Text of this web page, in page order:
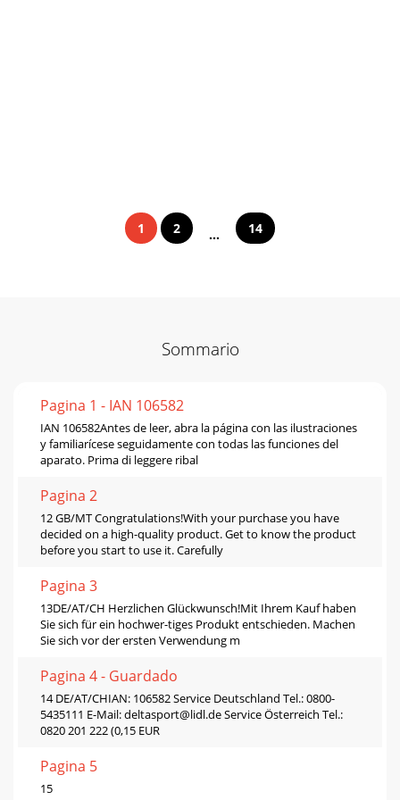
1 2 ... 14
Sommario
Pagina 1 - IAN 106582
IAN 106582Antes de leer, abra la página con las ilustraciones
y familiarícese seguidamente con todas las funciones del
aparato. Prima di leggere ribal
Pagina 2
12 GB/MT Congratulations!With your purchase you have
decided on a high-quality product. Get to know the product
before you start to use it. Carefully
Pagina 3
13DE/AT/CH Herzlichen Glückwunsch!Mit Ihrem Kauf haben
Sie sich für ein hochwer-tiges Produkt entschieden. Machen
Sie sich vor der ersten Verwendung m
Pagina 4 - Guardado
14 DE/AT/CHIAN: 106582 Service Deutschland Tel.: 0800-
5435111 E-Mail:deltasport@lidl.deService Österreich Tel.:
0820 201 222 (0,15 EUR
Pagina 5
15